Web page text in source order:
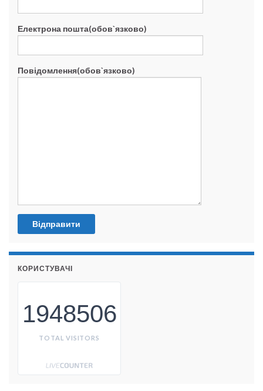
Електрона пошта(обов`язково)
Повідомлення(обов`язково)
КОРИСТУВАЧІ
1948506
TOTAL VISITORS